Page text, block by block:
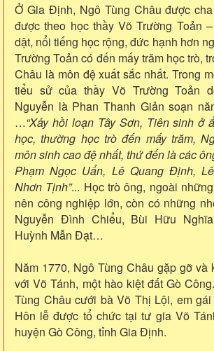
Ở Gia Định, Ngô Tùng Châu được
được theo học thầy Võ Trường Toản
dật, nổi tiếng học rộng, đức hạnh hơn
Trường Toản có đến mấy trăm học trò,
Châu là môn đệ xuất sắc nhất. Trong
tiểu sử của thầy Võ Trường Toản
Nguyễn là Phan Thanh Giản soạn
…“Xảy hồi loạn Tây Sơn, Tiên sinh ở
học, thường học trò đến mấy trăm,
môn sinh cao đệ nhất, thứ đến là các
Phạm Ngọc Uẩn, Lê Quang Định,
Nhơn Tịnh”... Học trò ông, ngoài
nên công nghiệp lớn, còn có những
Nguyễn Đình Chiểu, Bùi Hữu
Huỳnh Mẫn Đạt…
Năm 1770, Ngô Tùng Châu gặp gỡ và
với Võ Tánh, một hào kiệt đất Gò
Tùng Châu cưới bà Võ Thị Lội, em
Hôn lễ được tổ chức tại tư gia Võ
huyện Gò Công, tỉnh Gia Định.